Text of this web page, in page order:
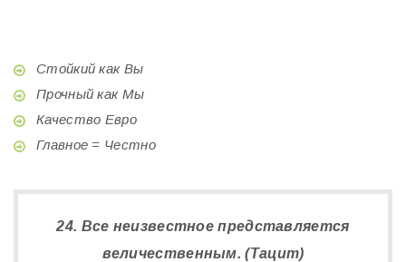
Стойкий как Вы
Прочный как Мы
Качество Евро
Главное = Честно
24. Все неизвестное представляется
величественным. (Тацит)